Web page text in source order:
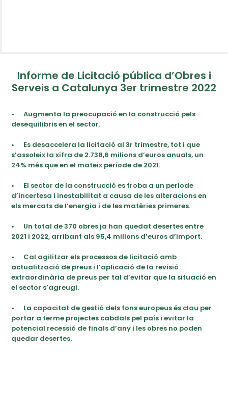
Informe de Licitació pública d’Obres i
Serveis a Catalunya 3er trimestre 2022
•
Augmenta la preocupació en la construcció pels
desequilibris en el sector.
•
Es desaccelera la licitació al 3r trimestre, tot i que
s’assoleix la xifra de 2.738,6 milions d’euros anuals, un
24% més que en el mateix període de 2021.
•
El sector de la construcció es troba a un període
d’incertesa i inestabilitat a causa de les alteracions en
els mercats de l’energia i de les matèries primeres.
•
Un total de 370 obres ja han quedat desertes entre
2021 i 2022, arribant als 95,4 milions d’euros d’import.
•
Cal agilitzar els processos de licitació amb
actualització de preus i l’aplicació de la revisió
extraordinària de preus per tal d’evitar que la situació en
el sector s’agreugi.
•
La capacitat de gestió dels fons europeus és clau per
portar a terme projectes cabdals pel país i evitar la
potencial recessió de finals d’any i les obres no poden
quedar desertes.